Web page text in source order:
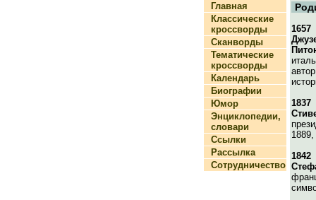
Главная
Классические
кроссворды
Сканворды
Тематические
кроссворды
Календарь
Биографии
Юмор
Энциклопедии,
словари
Ссылки
Рассылка
Сотрудничество
1657
1837
1842